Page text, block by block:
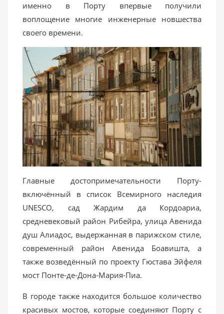
именно в Порту впервые получили
воплощение многие инженерные новшества
своего времени.
Главные достопримечательности Порту-
включённый в список Всемирного наследия
UNESCO, сад Жардим да Кордоариа,
средневековый район Рибейра, улица Авенида
душ Алиадос, выдержанная в парижском стиле,
современный район Авенида Боавишта, а
также возведённый по проекту Гюстава Эйфеля
мост Понте-де-Дона-Мария-Пиа.
В городе также находится большое количество
красивых мостов, которые соединяют Порту с